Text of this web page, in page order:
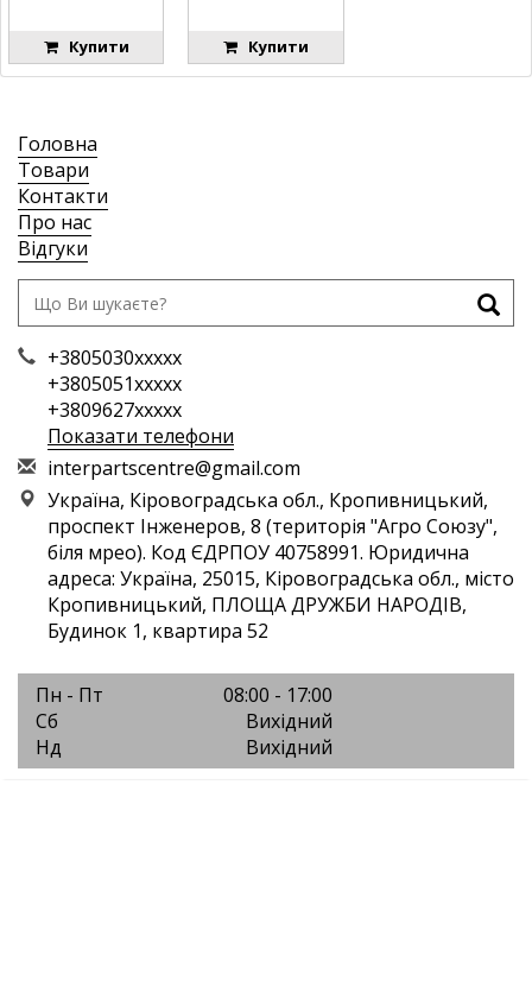
Купити Купити
Головна
Товари
Контакти
Про нас
Відгуки
+3805030xxxxx
+3805051xxxxx
+3809627xxxxx
Показати телефони
interpartscentre@gmail.com
Україна, Кіровоградська обл., Кропивницький,
проспект Інженеров, 8 (територія "Агро Союзу",
біля мрео). Код ЄДРПОУ 40758991. Юридична
адреса: Україна, 25015, Кіровоградська обл., місто
Кропивницький, ПЛОЩА ДРУЖБИ НАРОДІВ,
Будинок 1, квартира 52
Пн - Пт
08:00 - 17:00
Сб
Вихідний
Нд
Вихідний